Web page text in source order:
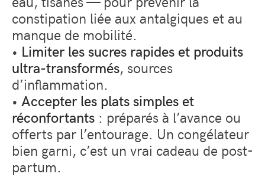
constipation liée aux antalgiques et au
manque de mobilité.
• Limiter les sucres rapides et produits
ultra-transformés, sources
d’inflammation.
• Accepter les plats simples et
réconfortants : préparés à l’avance ou
offerts par l’entourage. Un congélateur
bien garni, c’est un vrai cadeau de post-
partum.